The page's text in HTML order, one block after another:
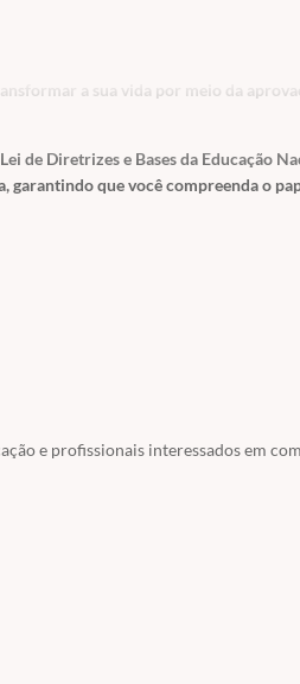
a sua vida por meio da
de Diretrizes e Bases da Educação
garantindo que você compreenda o
e profissionais interessados em